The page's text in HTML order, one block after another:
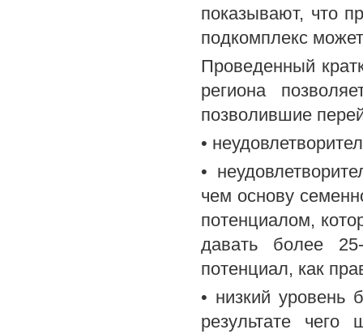
показывают, что
подкомплекс
Проведенный
региона
позволившие
•
•
чем основу
потенциалом,
давать более
потенциал, как
• низкий уровень
результате чего